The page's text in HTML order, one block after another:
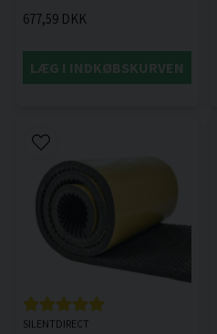
677,59 DKK
LÆG I INDKØBSKURVEN
SILENTDIRECT